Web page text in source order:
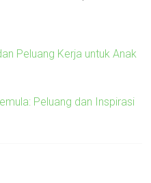
Peluang Kerja untuk Anak
Peluang dan Inspirasi